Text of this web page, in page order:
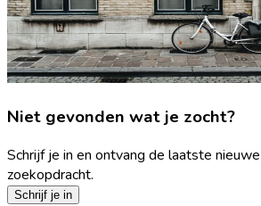
Niet gevonden wat je zocht?
Schrijf je in en ontvang de laatste
zoekopdracht.
Schrijf je in